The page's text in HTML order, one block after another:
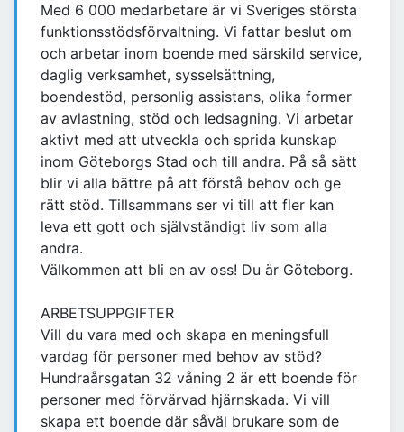
Med 6 000 medarbetare är vi Sveriges största
funktionsstödsförvaltning. Vi fattar beslut om
och arbetar inom boende med särskild service,
daglig verksamhet, sysselsättning,
boendestöd, personlig assistans, olika former
av avlastning, stöd och ledsagning. Vi arbetar
aktivt med att utveckla och sprida kunskap
inom Göteborgs Stad och till andra. På så sätt
blir vi alla bättre på att förstå behov och ge
rätt stöd. Tillsammans ser vi till att fler kan
leva ett gott och självständigt liv som alla
andra.
Välkommen att bli en av oss! Du är Göteborg.
ARBETSUPPGIFTER
Vill du vara med och skapa en meningsfull
vardag för personer med behov av stöd?
Hundraårsgatan 32 våning 2 är ett boende för
personer med förvärvad hjärnskada. Vi vill
skapa ett boende där såväl brukare som de